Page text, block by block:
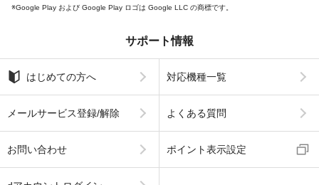
Google Play および Google Play ロゴは Google LLC の商標です。
サポート情報
はじめての方へ 対応機種一覧
メールサービス登録/解除 よくある質問
お問い合わせ ポイント表示設定